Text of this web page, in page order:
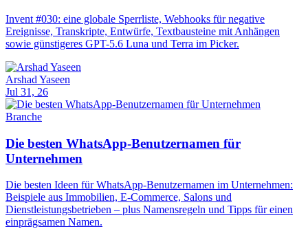
Invent #030: eine globale Sperrliste, Webhooks für negative
Ereignisse, Transkripte, Entwürfe, Textbausteine mit Anhängen
sowie günstigeres GPT-5.6 Luna und Terra im Picker.
Arshad Yaseen
Jul 31, 26
Branche
Die besten WhatsApp-Benutzernamen für
Unternehmen
Die besten Ideen für WhatsApp-Benutzernamen im Unternehmen:
Beispiele aus Immobilien, E-Commerce, Salons und
Dienstleistungsbetrieben – plus Namensregeln und Tipps für einen
einprägsamen Namen.